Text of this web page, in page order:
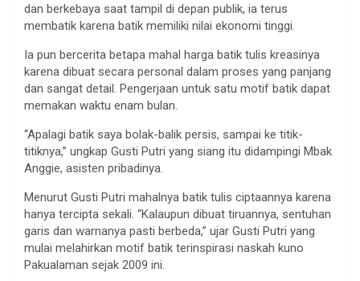
dan berkebaya saat tampil di depan publik, ia terus
membatik karena batik memiliki nilai ekonomi tinggi.
Ia pun bercerita betapa mahal harga batik tulis kreasinya
karena dibuat secara personal dalam proses yang panjang
dan sangat detail. Pengerjaan untuk satu motif batik dapat
memakan waktu enam bulan.
“Apalagi batik saya bolak-balik persis, sampai ke titik-
titiknya,” ungkap Gusti Putri yang siang itu didampingi Mbak
Anggie, asisten pribadinya.
Menurut Gusti Putri mahalnya batik tulis ciptaannya karena
hanya tercipta sekali. “Kalaupun dibuat tiruannya, sentuhan
garis dan warnanya pasti berbeda,” ujar Gusti Putri yang
mulai melahirkan motif batik terinspirasi naskah kuno
Pakualaman sejak 2009 ini.